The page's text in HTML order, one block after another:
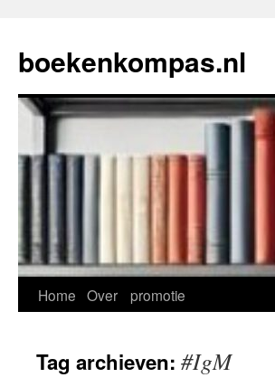
de
inhoud
boekenkompas.nl
Home Over promotie
Tag archieven: #IgM